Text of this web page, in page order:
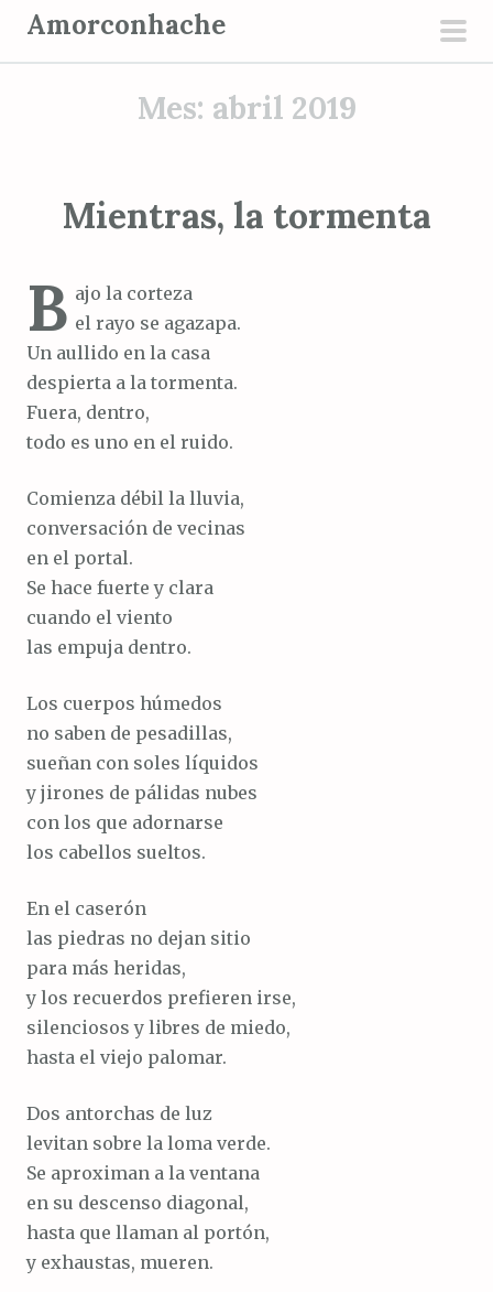
Amorconhache
Mes: abril 2019
Mientras, la tormenta
B ajo la corteza
el rayo se agazapa.
Un aullido en la casa
despierta a la tormenta.
Fuera, dentro,
todo es uno en el ruido.
Comienza débil la lluvia,
conversación de vecinas
en el portal.
Se hace fuerte y clara
cuando el viento
las empuja dentro.
Los cuerpos húmedos
no saben de pesadillas,
sueñan con soles líquidos
y jirones de pálidas nubes
con los que adornarse
los cabellos sueltos.
En el caserón
las piedras no dejan sitio
para más heridas,
y los recuerdos prefieren irse,
silenciosos y libres de miedo,
hasta el viejo palomar.
Dos antorchas de luz
levitan sobre la loma verde.
Se aproximan a la ventana
en su descenso diagonal,
hasta que llaman al portón,
y exhaustas, mueren.